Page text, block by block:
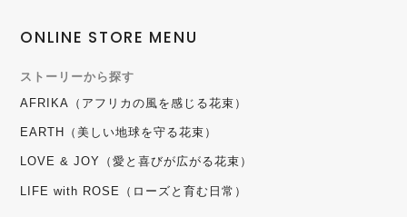
ONLINE STORE MENU
ストーリーから探す
AFRIKA（アフリカの風を感じる花束）
EARTH（美しい地球を守る花束）
LOVE & JOY（愛と喜びが広がる花束）
LIFE with ROSE（ローズと育む日常）